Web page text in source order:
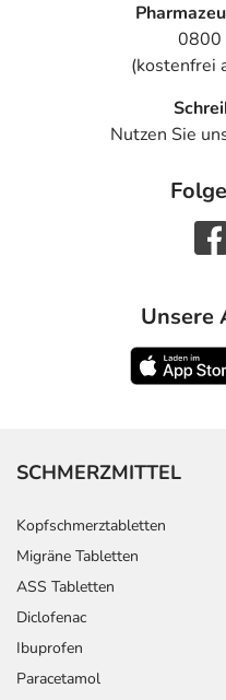
- Taubheitsgefühl des
Bemerken Sie eine
Veränderung während
an Ihren Arzt oder
Nebenwirkungen
einem von 1.000
Dosierungsempfehlungen
besprechen Sie am
Anwendungshinweise
Die Gesamtdosis sollte
einem Arzt oder
0800
(kostenfrei
Nutzen Sie
Unsere
SCHMERZMITTEL
Kopfschmerztabletten
Migräne Tabletten
ASS Tabletten
Diclofenac
Ibuprofen
Paracetamol